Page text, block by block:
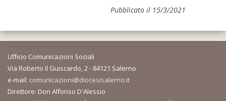
Pubblicato il 15/3/2021
Ufficio Comunicazioni Sociali
Via Roberto il Guiscardo, 2 - 84121 Salerno
e-mail: comunicazioni@diocesisalerno.it
Direttore: Don Alfonso D'Alessio